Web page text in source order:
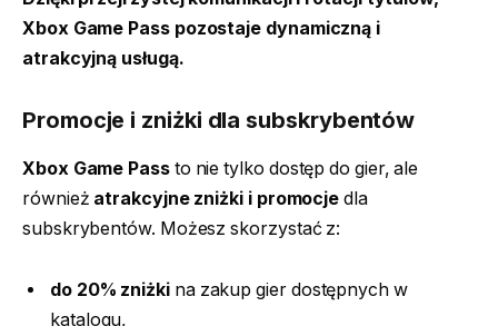
Xbox Game Pass pozostaje dynamiczną i
atrakcyjną usługą.
Promocje i zniżki dla subskrybentów
Xbox Game Passto nie tylko dostęp do gier, ale
również atrakcyjne zniżki i promocje dla
subskrybentów. Możesz skorzystać z:
do 20% zniżkina zakup gier dostępnych w
katalogu,